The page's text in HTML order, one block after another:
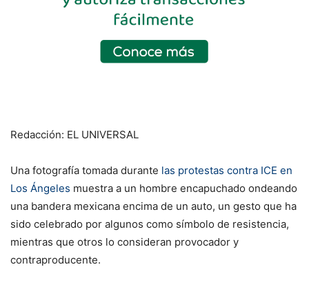
Redacción: EL UNIVERSAL
Una fotografía tomada durante las protestas contra ICE en
Los Ángeles muestra a un hombre encapuchado ondeando
una bandera mexicana encima de un auto, un gesto que ha
sido celebrado por algunos como símbolo de resistencia,
mientras que otros lo consideran provocador y
contraproducente.